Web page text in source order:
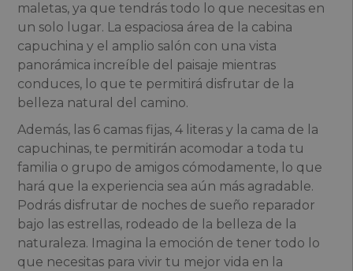
maletas, ya que tendrás todo lo que necesitas en
un solo lugar. La espaciosa área de la cabina
capuchina y el amplio salón con una vista
panorámica increíble del paisaje mientras
conduces, lo que te permitirá disfrutar de la
belleza natural del camino.
Además, las 6 camas fijas, 4 literas y la cama de la
capuchinas, te permitirán acomodar a toda tu
familia o grupo de amigos cómodamente, lo que
hará que la experiencia sea aún más agradable.
Podrás disfrutar de noches de sueño reparador
bajo las estrellas, rodeado de la belleza de la
naturaleza. Imagina la emoción de tener todo lo
que necesitas para vivir tu mejor vida en la